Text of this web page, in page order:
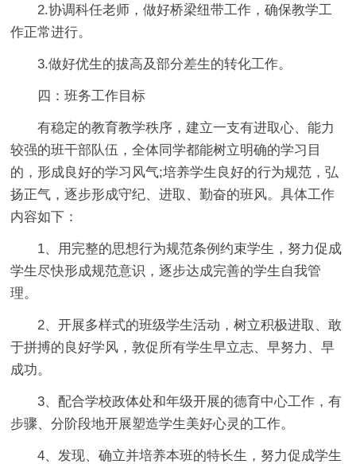
2.协调科任老师，做好桥梁纽带工作，确保教学工
作正常进行。
3.做好优生的拔高及部分差生的转化工作。
四：班务工作目标
有稳定的教育教学秩序，建立一支有进取心、能力
较强的班干部队伍，全体同学都能树立明确的学习目
的，形成良好的学习风气;培养学生良好的行为规范，弘
扬正气，逐步形成守纪、进取、勤奋的班风。具体工作
内容如下：
1、用完整的思想行为规范条例约束学生，努力促成
学生尽快形成规范意识，逐步达成完善的学生自我管
理。
2、开展多样式的班级学生活动，树立积极进取、敢
于拼搏的良好学风，敦促所有学生早立志、早努力、早
成功。
3、配合学校政体处和年级开展的德育中心工作，有
步骤、分阶段地开展塑造学生美好心灵的工作。
4、发现、确立并培养本班的特长生，努力促成学生